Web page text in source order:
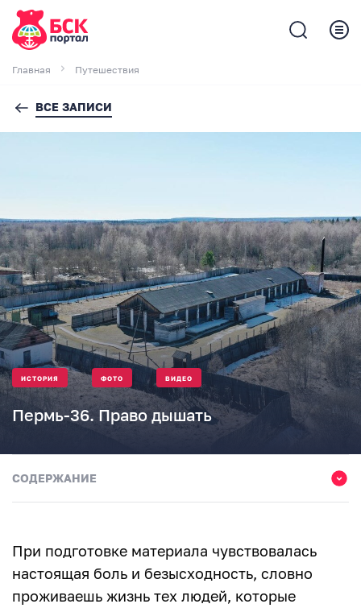
Главная Путешествия
ВСЕ ЗАПИСИ
ИСТОРИЯ ФОТО ВИДЕО
Пермь-36. Право дышать
СОДЕРЖАНИЕ
Привилегированные осужденные
7 лет колонии + 5 лет ссылки
Сколько человек прошли через участок строгого и
При подготовке материала чувствовалась
настоящая боль и безысходность, словно
проживаешь жизнь тех людей, которые